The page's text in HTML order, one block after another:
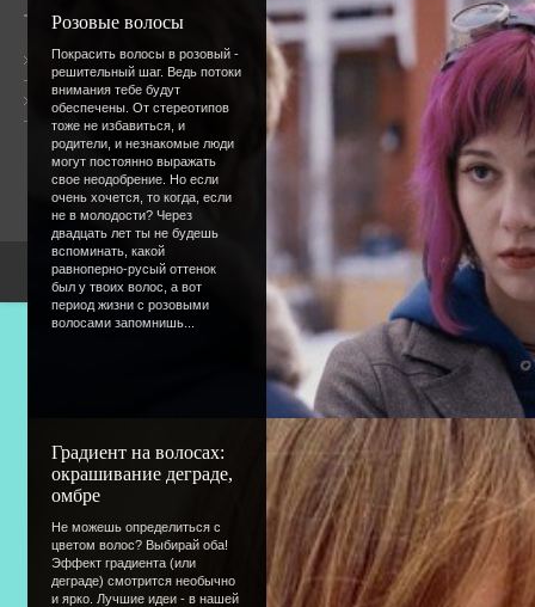
Розовые волосы
Покрасить волосы в розовый -
решительный шаг. Ведь потоки
внимания тебе будут
обеспечены. От стереотипов
тоже не избавиться, и
родители, и незнакомые люди
могут постоянно выражать
свое неодобрение. Но если
очень хочется, то когда, если
не в молодости? Через
двадцать лет ты не будешь
вспоминать, какой
равноперно-русый оттенок
был у твоих волос, а вот
период жизни с розовыми
волосами запомнишь...
Градиент на волосах:
окрашивание деграде,
омбре
Не можешь определиться с
цветом волос? Выбирай оба!
Эффект градиента (или
деграде) смотрится необычно
и ярко. Лучшие идеи - в нашей
Общая информация
Форум Онлайн всего:8
Пользователей:
1
tatishevfedor
Copyright